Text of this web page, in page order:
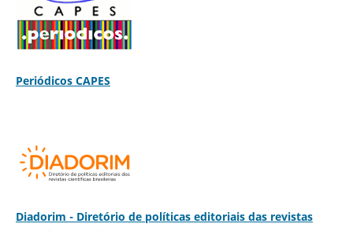
Periódicos CAPES
Diadorim - Diretório de políticas editoriais das revistas